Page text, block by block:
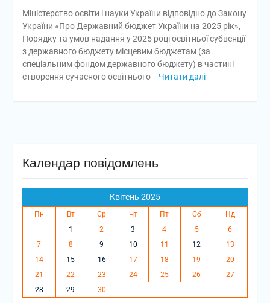
Міністерство освіти і науки України відповідно до Закону
України «Про Державний бюджет України на 2025 рік»,
Порядку та умов надання у 2025 році освітньої субвенції
з державного бюджету місцевим бюджетам (за
спеціальним фондом державного бюджету) в частині
створення сучасного освітнього
Читати далі
Календар повідомлень
Квітень 2025
Пн Вт Ср Чт Пт Сб
Нд
1
2 3 4 5
6
7
8 9 10 11 12
13
14
15 16 17 18 19
20
21
22 23 24 25 26
27
28
29 30